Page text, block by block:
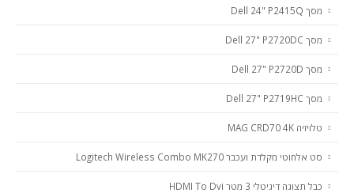
מסך Dell 24" P2415Q
מסך Dell 27" P2720DC
מסך Dell 27" P2720D
מסך Dell 27" P2719HC
טלויזיה MAG CRD70 4K
סט אלחוטי מקלדת ועכבר Logitech Wireless Combo MK270
כבל תצוגה דיגיטלי 3 מטר HDMI To Dvi